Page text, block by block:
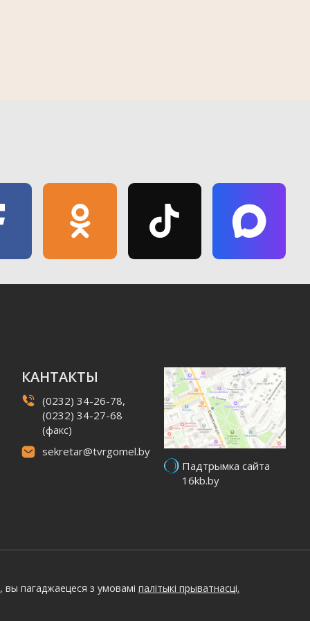
КАНТАКТЫ
(0232) 34-26-78,
(0232) 34-27-68
(факс)
sekretar@tvrgomel.by
Падтрымка сайта
16kb.by
пагаджаецеся з умовамі палітыкі прыватнасці.